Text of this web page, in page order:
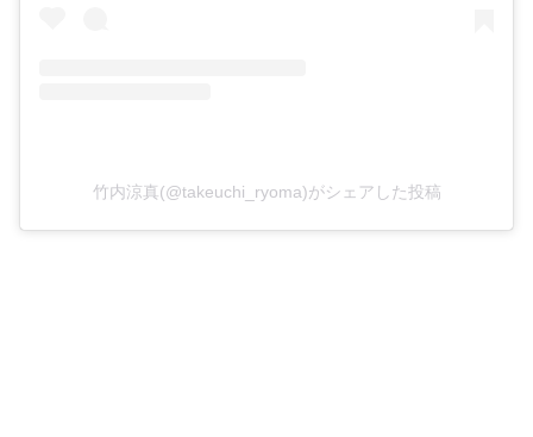
竹内涼真(@takeuchi_ryoma)がシェアした投稿